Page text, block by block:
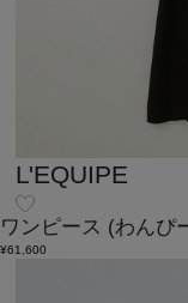
L'EQUIPE
ワンピース (わんぴ
¥61,600